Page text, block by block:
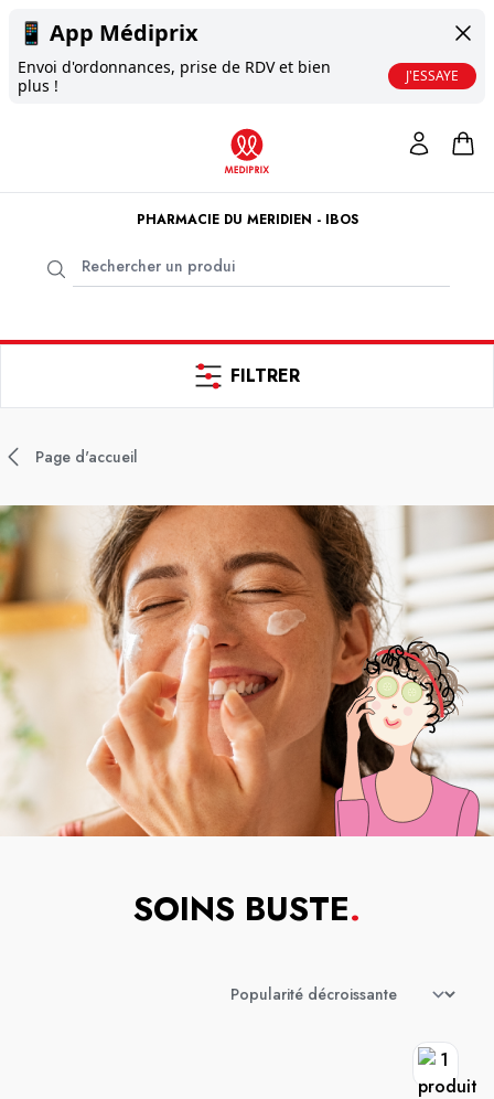
📱 App Médiprix
Envoi d'ordonnances, prise de RDV et bien
plus !
J'ESSAYE
PHARMACIE DU MERIDIEN - IBOS
FILTRER
Page d'accueil
SOINS BUSTE.